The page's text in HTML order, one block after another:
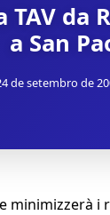
TAV da
a San
de setembro de
minimizzerà i